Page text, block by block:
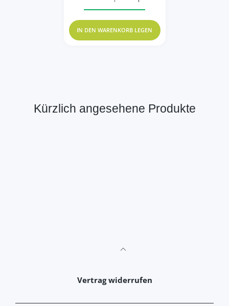
Erhöhe die Menge für
Erhöhe die Menge für Baby
IN DEN WARENKORB LEGEN
Kürzlich angesehene Produkte
Vertrag widerrufen